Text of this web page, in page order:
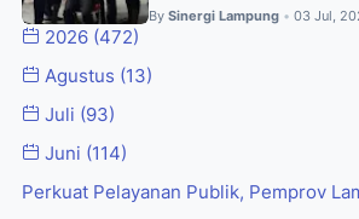
By Sinergi Lampung • 03 Jul,
2026 (472)
Agustus (13)
Juli (93)
Juni (114)
Perkuat Pelayanan Publik, Pemprov